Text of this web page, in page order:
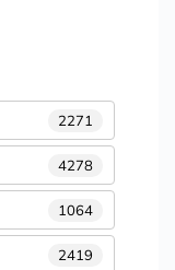
2271
4278
1064
2419